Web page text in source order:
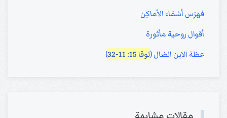
فهرَس أسْمَاء الأماكِن
أقوال روحية مأثورة
عظة الابن الضال (لوقا 15: 11-32 )